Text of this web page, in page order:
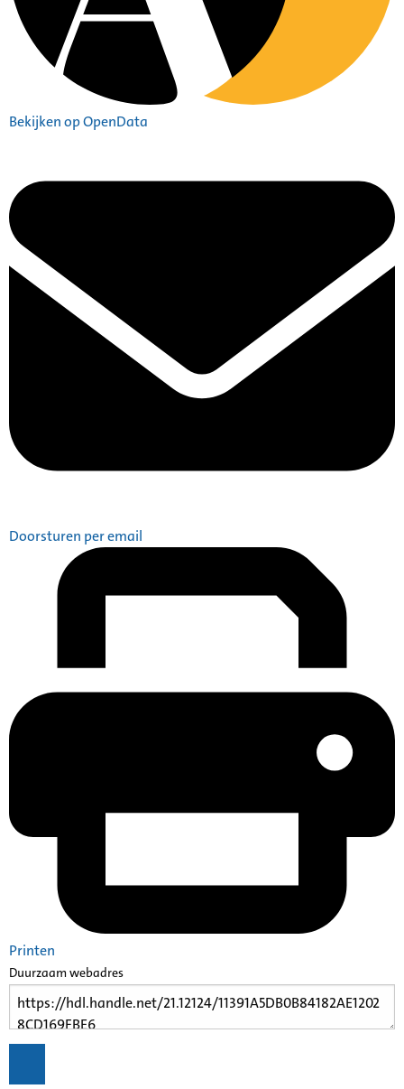
Bekijken op OpenData
Doorsturen per email
Printen
Duurzaam webadres